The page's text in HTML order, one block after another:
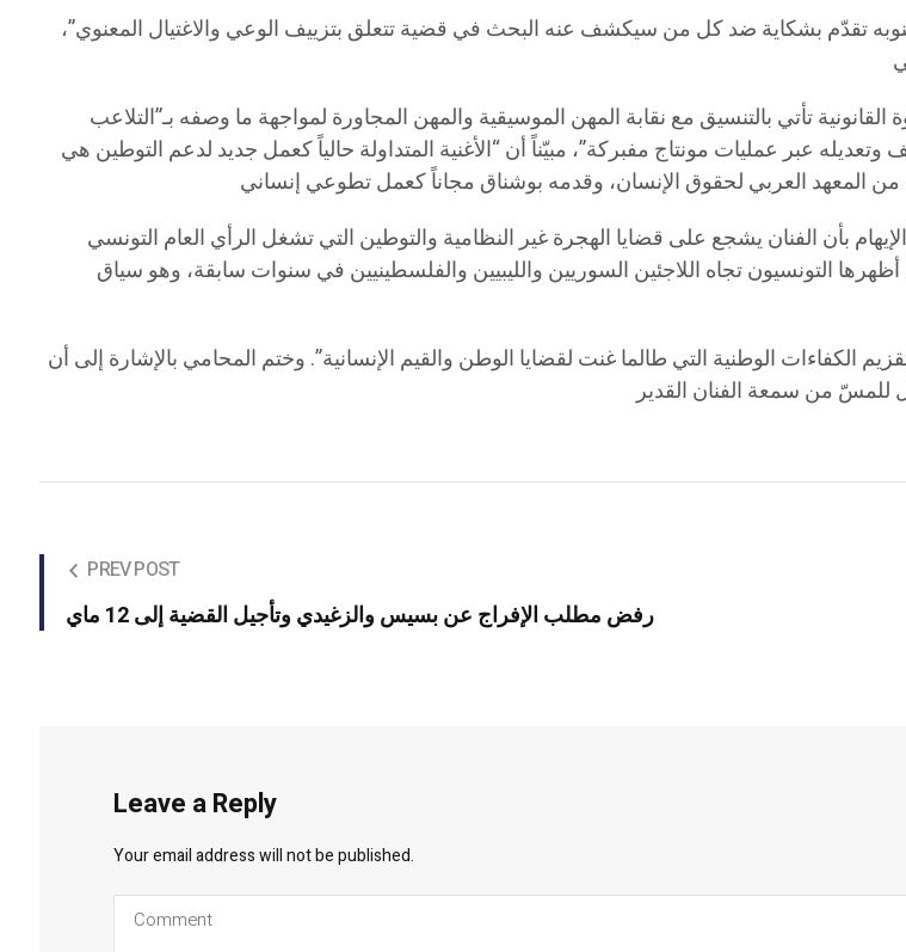
تقدّم بشكاية ضد كل من سيكشف عنه البحث في قضية تتعلق بتزييف الوعي والاغتيال المعنوي”،
تأتي بالتنسيق مع نقابة المهن الموسيقية والمهن المجاورة لمواجهة ما وصفه بـ”التلاعب
عبر عمليات مونتاج مفبركة”، مبيّناً أن “الأغنية المتداولة حالياً كعمل جديد لدعم التوطين هي
بأن الفنان يشجع على قضايا الهجرة غير النظامية والتوطين التي تشغل الرأي العام التونسي
التونسيون تجاه اللاجئين السوريين والليبيين والفلسطينيين في سنوات سابقة، وهو سياق
الكفاءات الوطنية التي طالما غنت لقضايا الوطن والقيم الإنسانية”. وختم المحامي بالإشارة إلى أن
PREV POST
رفض مطلب الإفراج عن بسيس والزغيدي وتأجيل القضية إلى 12 ماي
Leave a Reply
Your email address will not be published.